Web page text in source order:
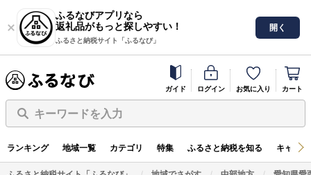
ふるなびアプリなら
返礼品がもっと探しやすい！
ふるさと納税サイト「ふるなび」
開く
ガイド ログイン お気に入り カート
キーワードを入力
ランキング 地域一覧 カテゴリ 特集 ふるさと納税を知る キャン